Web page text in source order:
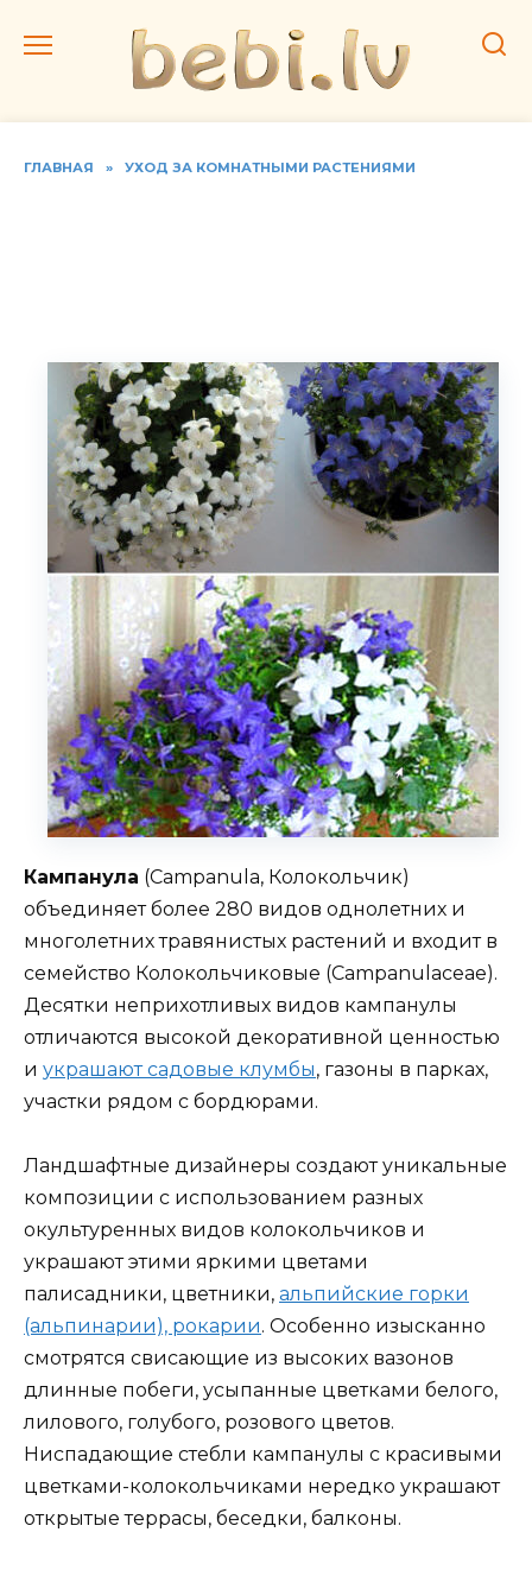
ГЛАВНАЯ » УХОД ЗА КОМНАТНЫМИ РАСТЕНИЯМИ
Кампанула (Campanula, Колокольчик)
объединяет более 280 видов однолетних и
многолетних травянистых растений и входит в
семейство Колокольчиковые (Campanulaceae).
Десятки неприхотливых видов кампанулы
отличаются высокой декоративной ценностью
и украшают садовые клумбы, газоны в парках,
участки рядом с бордюрами.
Ландшафтные дизайнеры создают уникальные
композиции с использованием разных
окультуренных видов колокольчиков и
украшают этими яркими цветами
палисадники, цветники, альпийские горки
(альпинарии), рокарии. Особенно изысканно
смотрятся свисающие из высоких вазонов
длинные побеги, усыпанные цветками белого,
лилового, голубого, розового цветов.
Ниспадающие стебли кампанулы с красивыми
цветками-колокольчиками нередко украшают
открытые террасы, беседки, балконы.